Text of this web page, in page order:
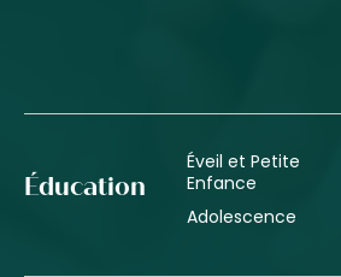
Éducation
Éveil et Petite
Enfance
Adolescence